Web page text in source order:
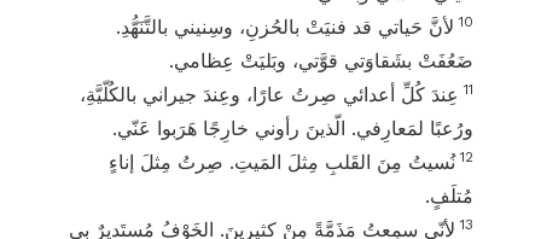
10 لأنَّ حَياتي قد فنيَتْ بالحُزنِ، وسِنيني بالتَّنَهُّدِ.
ضَعُفَتْ بشَقاوَتي قوَّتي، وبَليَتْ عِظامي.
11 عِندَ كُلِّ أعدائي صِرتُ عارًا، وعِندَ جيراني بالكُلّيَّةِ،
ورُعبًا لمَعارِفي. الّذينَ رأوني خارِجًا هَرَبوا عَنّي.
12 نُسيتُ مِنَ القَلبِ مِثلَ المَيتِ. صِرتُ مِثلَ إناءٍ
مُتلَفٍ.
13 لأنّي سمِعتُ مَذَمَّةً مِنْ كثيرينَ. الخَوْفُ مُستَديرٌ بي